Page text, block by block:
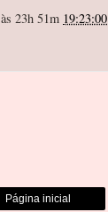
às 23h 51m 19:23:00
Página inicial